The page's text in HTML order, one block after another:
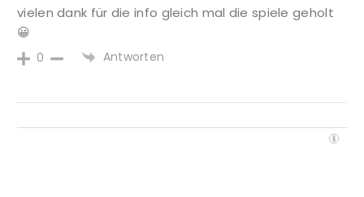
vielen dank für die info gleich mal die spiele geholt
😀
0 Antworten